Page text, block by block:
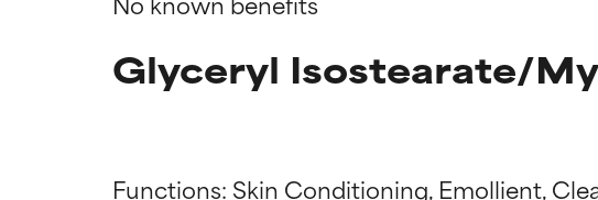
Glyceryl Isostearate/
Functions: Skin Conditioning, Emollient,